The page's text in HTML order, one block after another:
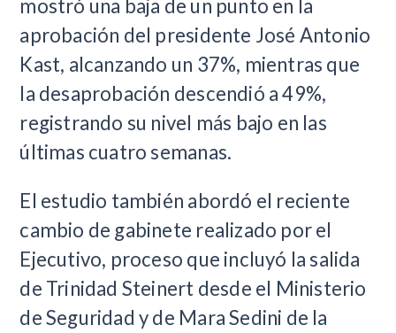
mostró una baja de un punto en la
aprobación del presidente José Antonio
Kast, alcanzando un 37%, mientras que
la desaprobación descendió a 49%,
registrando su nivel más bajo en las
últimas cuatro semanas.
El estudio también abordó el reciente
cambio de gabinete realizado por el
Ejecutivo, proceso que incluyó la salida
de Trinidad Steinert desde el Ministerio
de Seguridad y de Mara Sedini de la